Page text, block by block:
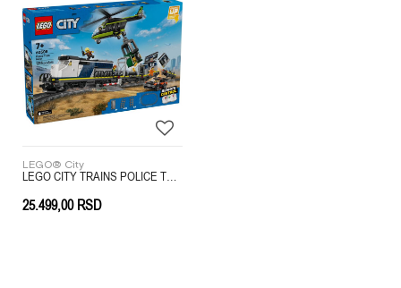
LEGO® City
25.499,00 RSD